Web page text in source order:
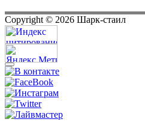
Copyright © 2026 Шарк-стаил